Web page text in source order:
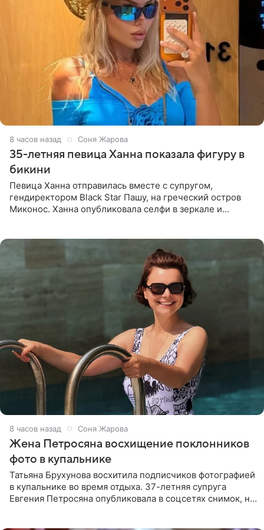
8 часов назад Соня Жарова
35-летняя певица Ханна показала фигуру в
бикини
Певица Ханна отправилась вместе с супругом,
гендиректором Black Star Пашу, на греческий остров
Миконос. Ханна опубликовала селфи в зеркале и
8 часов назад Соня Жарова
Жена Петросяна восхищение поклонников
фото в купальнике
Татьяна Брухунова восхитила подписчиков фотографией
в купальнике во время отдыха. 37-летняя супруга
Евгения Петросяна опубликовала в соцсетях снимок, на